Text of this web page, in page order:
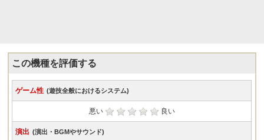
この機種を評価する
ゲーム性 (遊技全般におけるシステム)
悪い 良い
演出 (演出・BGMやサウンド)